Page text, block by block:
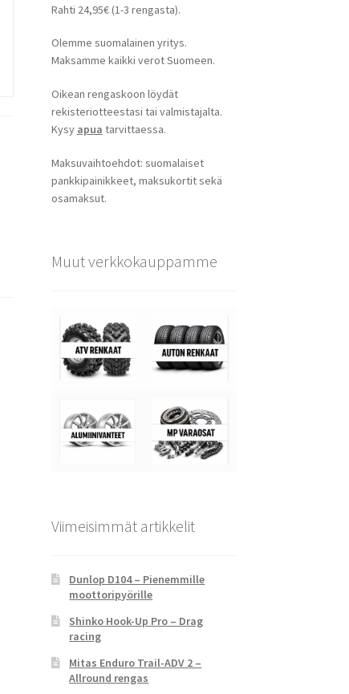
Rahti 24,95€ (1-3 rengasta).
Olemme suomalainen yritys.
Maksamme kaikki verot Suomeen.
Oikean rengaskoon löydät
rekisteriotteestasi tai valmistajalta.
Kysy apua tarvittaessa.
Maksuvaihtoehdot: suomalaiset
pankkipainikkeet, maksukortit sekä
osamaksut.
Muut verkkokauppamme
Viimeisimmät artikkelit
Dunlop D104 – Pienemmille
moottoripyörille
Shinko Hook-Up Pro – Drag
racing
Mitas Enduro Trail-ADV 2 –
Allround rengas